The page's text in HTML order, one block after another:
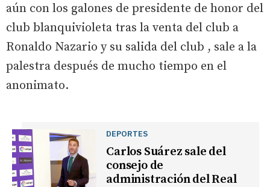
aún con los galones de presidente de honor del
club blanquivioleta tras la venta del club a
Ronaldo Nazario y su salida del club , sale a la
palestra después de mucho tiempo en el
anonimato.
DEPORTES
Carlos Suárez sale del
consejo de
administración del Real